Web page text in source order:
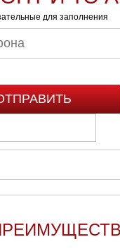
для заполнения